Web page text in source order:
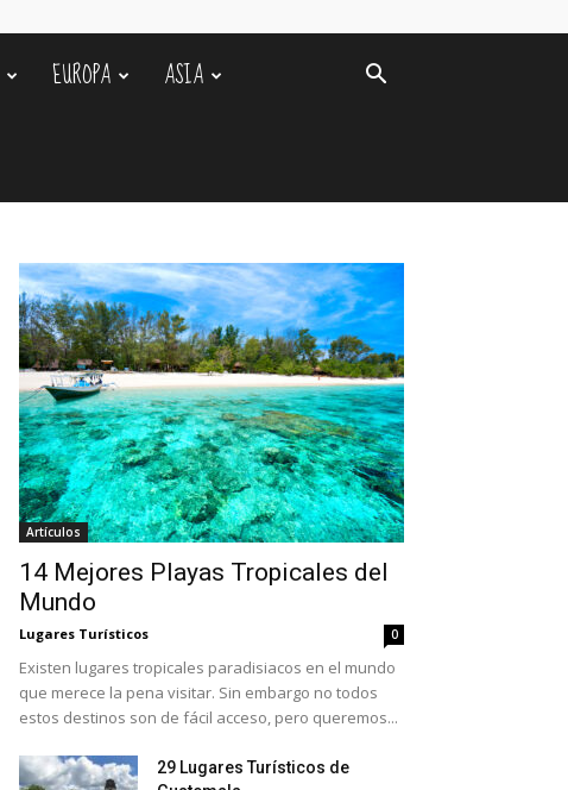
EUROPA
ASIA
Artículos
14 Mejores Playas Tropicales del
Mundo
Lugares Turísticos 0
Existen lugares tropicales paradisiacos en el mundo
que merece la pena visitar. Sin embargo no todos
estos destinos son de fácil acceso, pero queremos...
29 Lugares Turísticos de